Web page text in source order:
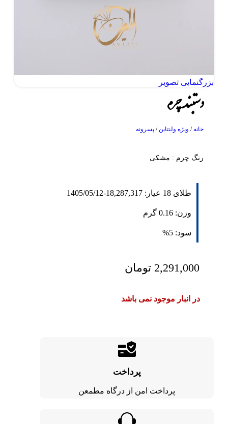
بزرگنمایی تصویر
دستبند چرم
خانه/ ویژه ولنتاین/ پسرونه
رنگ چرم : مشکی
طلای 18 عیار: 18,287,317
-
1405/05/12
وزن: 0.16 گرم
سود: 5%
2,291,000 تومان
در انبار موجود نمی باشد
پرداخت
پرداخت امن از درگاه مطمعن